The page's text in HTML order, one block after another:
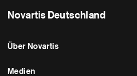
Novartis Deutschland
Über Novartis
Medien